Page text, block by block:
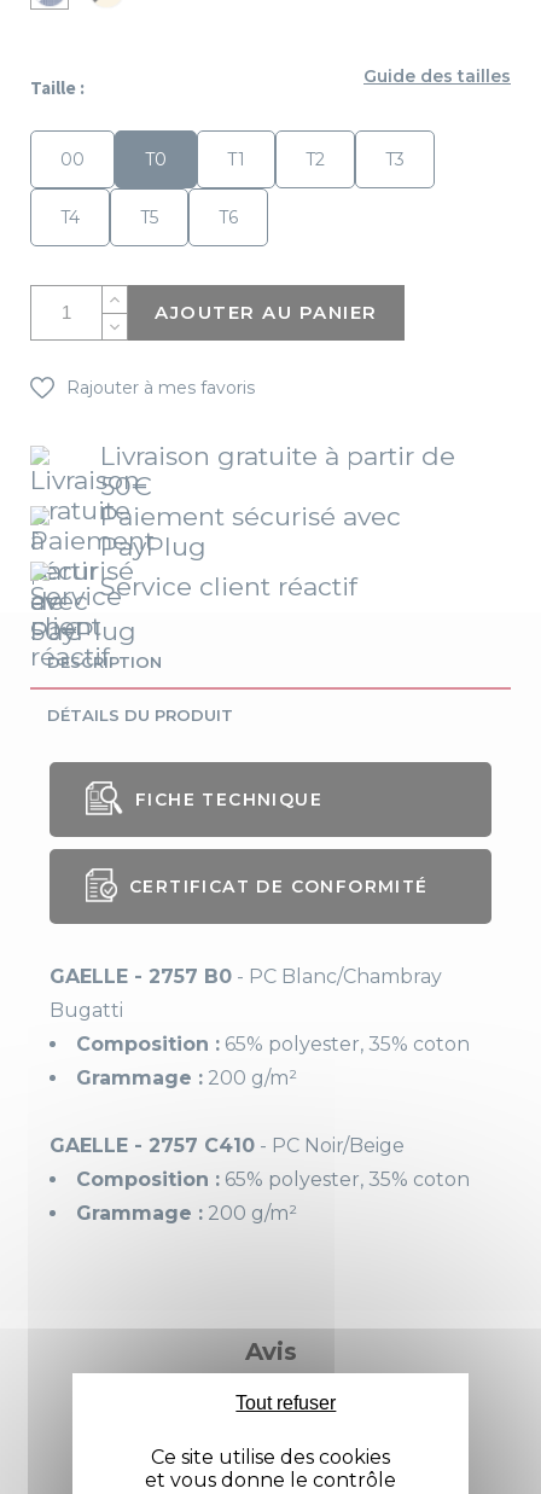
Taille :
Guide des tailles
00 T0 T1 T2 T3
T4 T5 T6
AJOUTER AU PANIER
Rajouter à mes favoris
Livraison gratuite à partir de
50€
Paiement sécurisé avec
PayPlug
Service client réactif
DESCRIPTION
DÉTAILS DU PRODUIT
FICHE TECHNIQUE
CERTIFICAT DE CONFORMITÉ
GAELLE - 2757 B0 - PC Blanc/Chambray
Bugatti
Composition : 65% polyester, 35% coton
Grammage : 200 g/m²
GAELLE - 2757 C410 - PC Noir/Beige
Composition : 65% polyester, 35% coton
Grammage : 200 g/m²
75 cm
on
Avis
Ce site utilise des cookies
et vous donne le contrôle
Tout refuser